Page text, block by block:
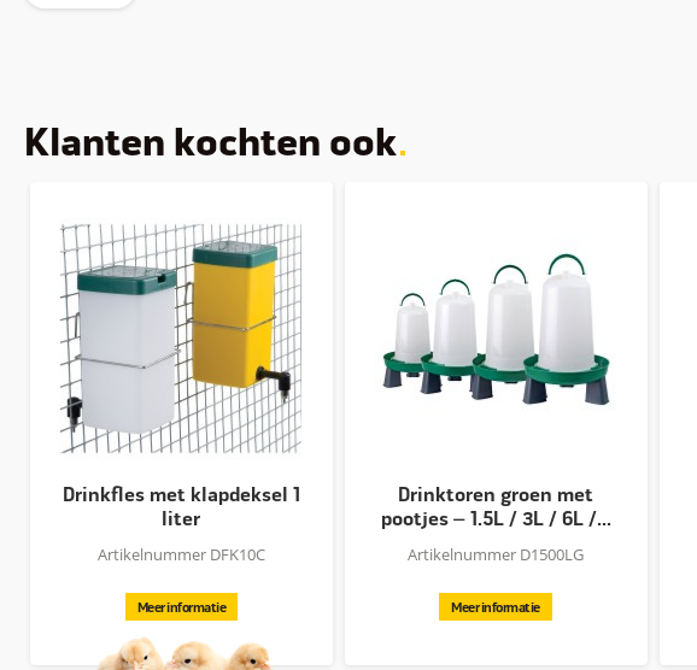
Klanten kochten ook
Drinkfles met klapdeksel 1
liter
Artikelnummer DFK10C
Meer informatie
Drinktoren groen met
pootjes – 1.5L / 3L / 6L /...
Artikelnummer D1500LG
Meer informatie